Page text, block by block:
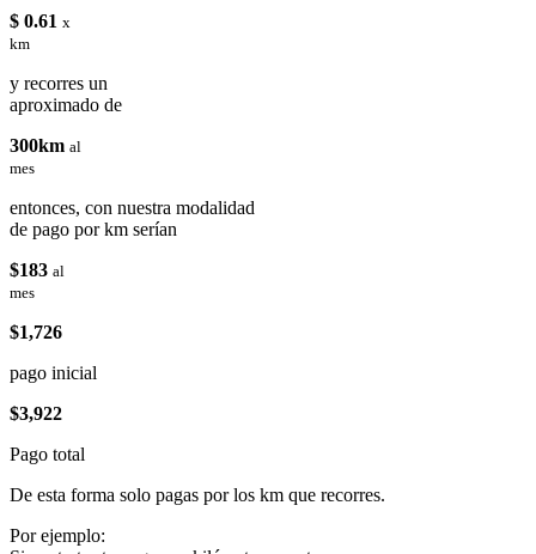
$ 0.61 x
km
y recorres un
aproximado de
300km al
mes
entonces, con nuestra modalidad
de pago por km serían
$183 al
mes
$1,726
pago inicial
$3,922
Pago total
De esta forma solo pagas por los km que recorres.
Por ejemplo: